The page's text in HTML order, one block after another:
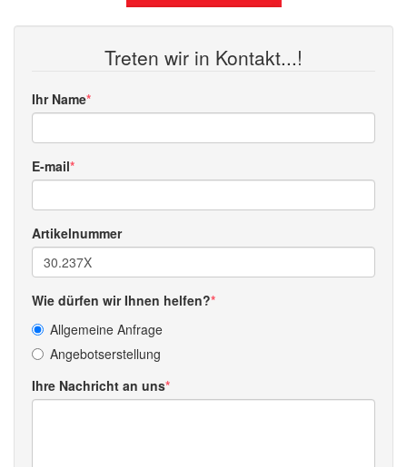
Treten wir in Kontakt...!
Ihr Name
E-mail
Artikelnummer
Wie dürfen wir Ihnen helfen?
Allgemeine Anfrage
Angebotserstellung
Ihre Nachricht an uns